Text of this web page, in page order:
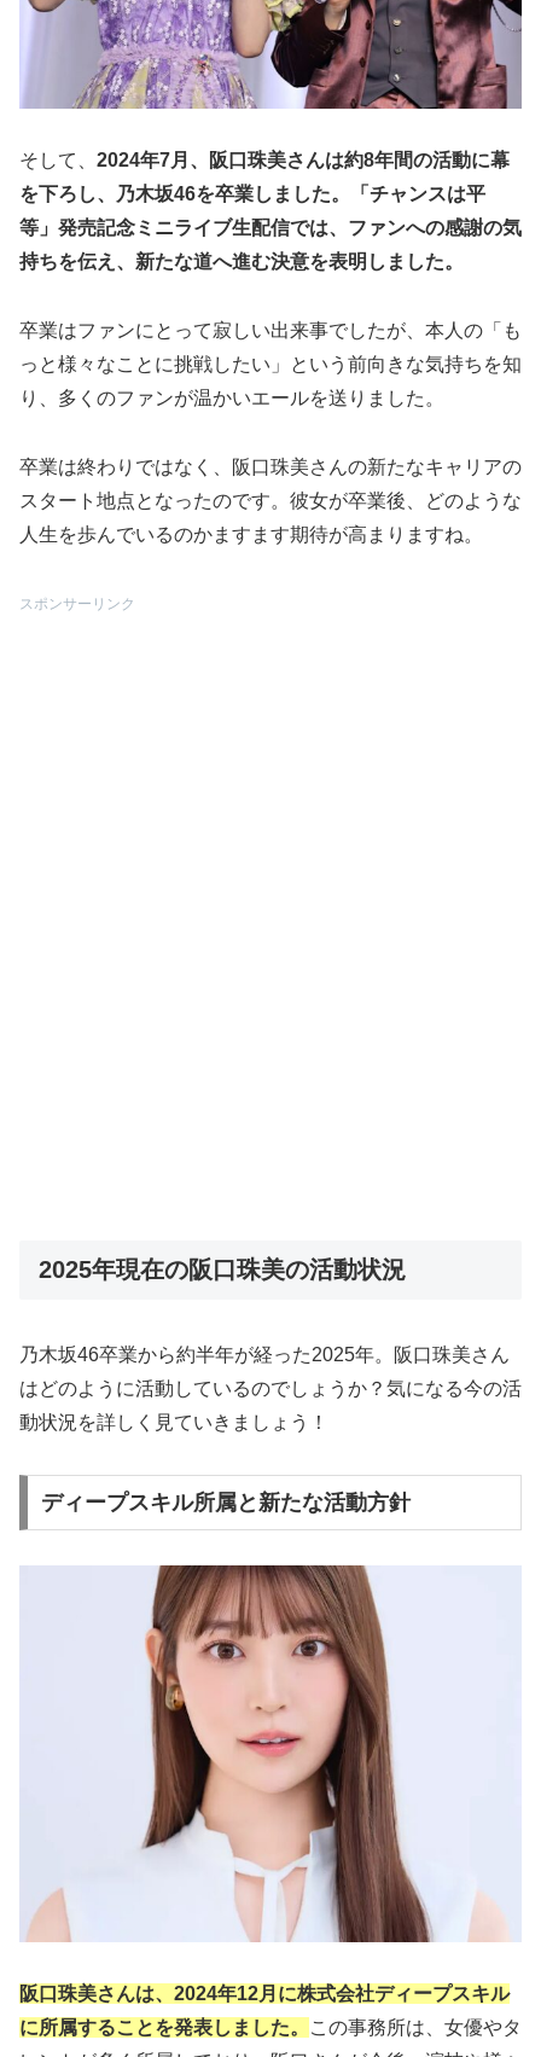
そして、 2024年7月、阪口珠美さんは約8年間の活動に幕
を下ろし、乃木坂46を卒業しました。「チャンスは平
等」発売記念ミニライブ生配信では、ファンへの感謝の気
持ちを伝え、新たな道へ進む決意を表明しました。
卒業はファンにとって寂しい出来事でしたが、本人の「も
っと様々なことに挑戦したい」という前向きな気持ちを知
り、多くのファンが温かいエールを送りました。
卒業は終わりではなく、阪口珠美さんの新たなキャリアの
スタート地点となったのです。彼女が卒業後、どのような
人生を歩んでいるのかますます期待が高まりますね。
スポンサーリンク
2025年現在の阪口珠美の活動状況
乃木坂46卒業から約半年が経った2025年。阪口珠美さん
はどのように活動しているのでしょうか？気になる今の活
動状況を詳しく見ていきましょう！
ディープスキル所属と新たな活動方針
阪口珠美さんは、2024年12月に株式会社ディープスキル
に所属することを発表しました。
この事務所は、女優やタ